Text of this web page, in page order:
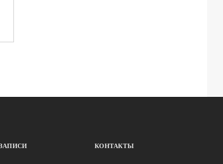
КОНТАКТЫ